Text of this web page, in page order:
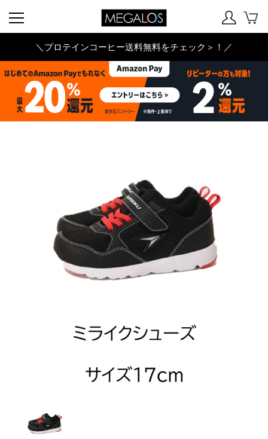
＼プロテインコーヒー送料無料をチェック＞！／